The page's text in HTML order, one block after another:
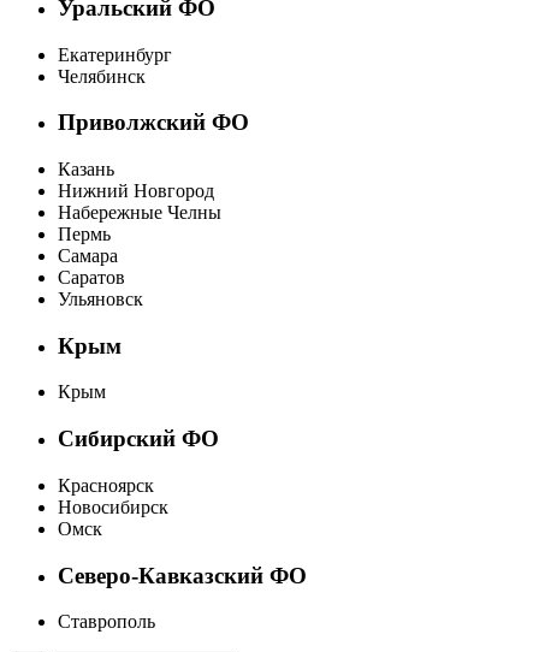
Уральский ФО
Екатеринбург
Челябинск
Приволжский ФО
Казань
Нижний Новгород
Набережные Челны
Пермь
Самара
Саратов
Ульяновск
Крым
Крым
Сибирский ФО
Красноярск
Новосибирск
Омск
Северо-Кавказский ФО
Ставрополь